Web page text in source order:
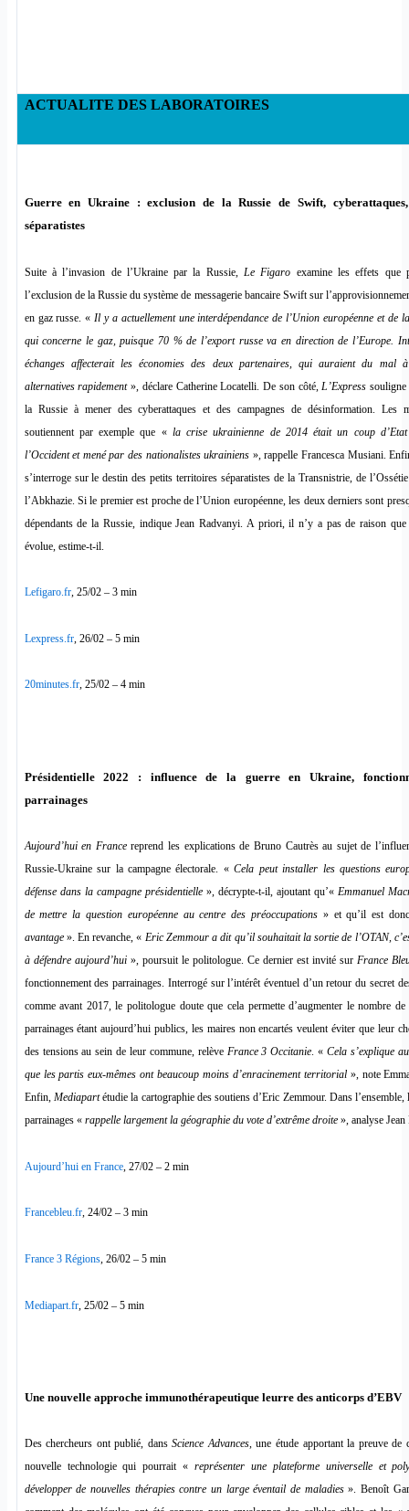
ACTUALITE DES LABORATOIRES
Guerre en Ukraine : exclusion de la Russie de Swift,
séparatistes
Suite à l’invasion de l’Ukraine par la Russie, Le Figaro examine les effets que
l’exclusion de la Russie du système de messagerie bancaire Swift sur
en gaz russe. « Il y a actuellement une interdépendance de l’Union européenne et de
qui concerne le gaz, puisque 70 % de l’export russe va en direction de l’Europe.
échanges affecterait les économies des deux partenaires, qui auraient du mal
alternatives rapidement», déclare Catherine Locatelli. De son côté, L’Express souligne
la Russie à mener des cyberattaques et des campagnes de désinformation. Les
soutiennent par exemple que « la crise ukrainienne de 2014 était un coup
l’Occident et mené par des nationalistes ukrainiens », rappelle Francesca Musiani.
s’interroge sur le destin des petits territoires séparatistes de la Transnistrie, de
l’Abkhazie. Si le premier est proche de l’Union européenne, les deux derniers sont
dépendants de la Russie, indique Jean Radvanyi. A priori, il n’y a pas de raison
évolue, estime-t-il.
Lefigaro.fr, 25/02 – 3 min
Lexpress.fr, 26/02 – 5 min
20minutes.fr, 25/02 – 4 min
Présidentielle 2022 : influence de la guerre en Ukraine,
parrainages
Aujourd’hui en Francereprend les explications de Bruno Cautrès au sujet de
Russie-Ukraine sur la campagne électorale. «Cela peut installer les questions
défense dans la campagne présidentielle », décrypte-t-il, ajoutant qu’«Emmanuel
de mettre la question européenne au centre des préoccupations » et qu’il est
avantage». En revanche, « Eric Zemmour a dit qu’il souhaitait la sortie de l’OTAN,
à défendre aujourd’hui», poursuit le politologue. Ce dernier est invité surFrance
fonctionnement des parrainages. Interrogé sur l’intérêt éventuel d’un retour du secret
comme avant 2017, le politologue doute que cela permette d’augmenter le nombre
parrainages étant aujourd’hui publics, les maires non encartés veulent éviter que leur
des tensions au sein de leur commune, relève France 3 Occitanie. « Cela s’explique
que les partis eux-mêmes ont beaucoup moins d’enracinement territorial», note
Enfin, Mediapartétudie la cartographie des soutiens d’Eric Zemmour. Dans l’ensemble,
parrainages « rappelle largement la géographie du vote d’extrême droite», analyse Jean
Aujourd’hui en France, 27/02 – 2 min
Francebleu.fr, 24/02 – 3 min
France 3 Régions, 26/02 – 5 min
Mediapart.fr, 25/02 – 5 min
Une nouvelle approche immunothérapeutique leurre des anticorps d’EBV
Des chercheurs ont publié, dansScience Advances, une étude apportant la preuve de
nouvelle technologie qui pourrait «représenter une plateforme universelle et
développer de nouvelles thérapies contre un large éventail de maladies». Benoît